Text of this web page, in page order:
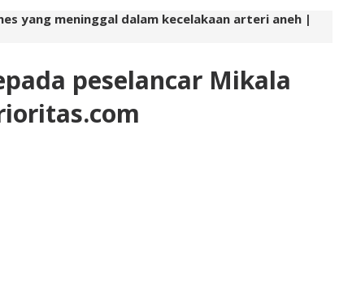
yang meninggal dalam kecelakaan arteri aneh |
peselancar Mikala